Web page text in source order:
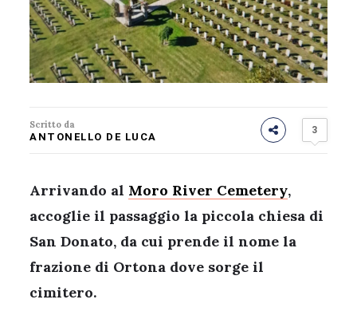
Scritto da
ANTONELLO DE LUCA
3
Arrivando al Moro River Cemetery,
accoglie il passaggio la piccola chiesa di
San Donato, da cui prende il nome la
frazione di Ortona dove sorge il
cimitero.